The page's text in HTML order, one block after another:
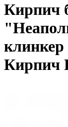
Кирпич
клинкер
Кирпич